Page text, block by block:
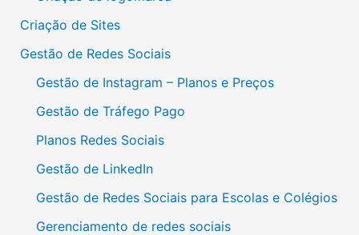
Criação de Sites
Gestão de Redes Sociais
Gestão de Instagram – Planos e Preços
Gestão de Tráfego Pago
Planos Redes Sociais
Gestão de LinkedIn
Gestão de Redes Sociais para Escolas e Colégios
Gerenciamento de redes sociais